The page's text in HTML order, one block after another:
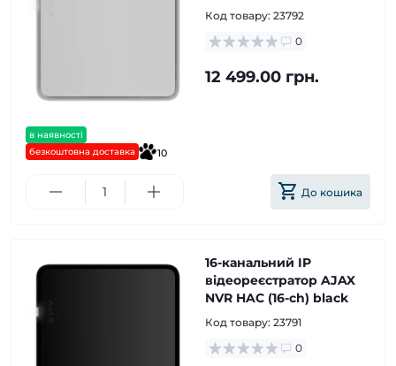
в наявності
безкоштовна доставка
10
Код товару: 23792
0
12 499.00 грн.
До кошика
16-канальний IP
відеореєстратор AJAX
NVR HAC (16-ch) black
Код товару: 23791
0